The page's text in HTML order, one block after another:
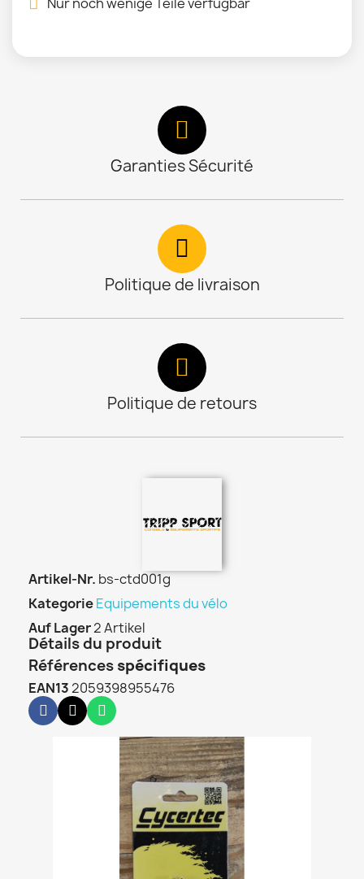
Garanties Sécurité
Politique de livraison
Politique de retours
Artikel-Nr. bs-ctd001g
KategorieEquipements du vélo
Auf Lager2 Artikel
Détails du produit
Références spécifiques
EAN132059398955476